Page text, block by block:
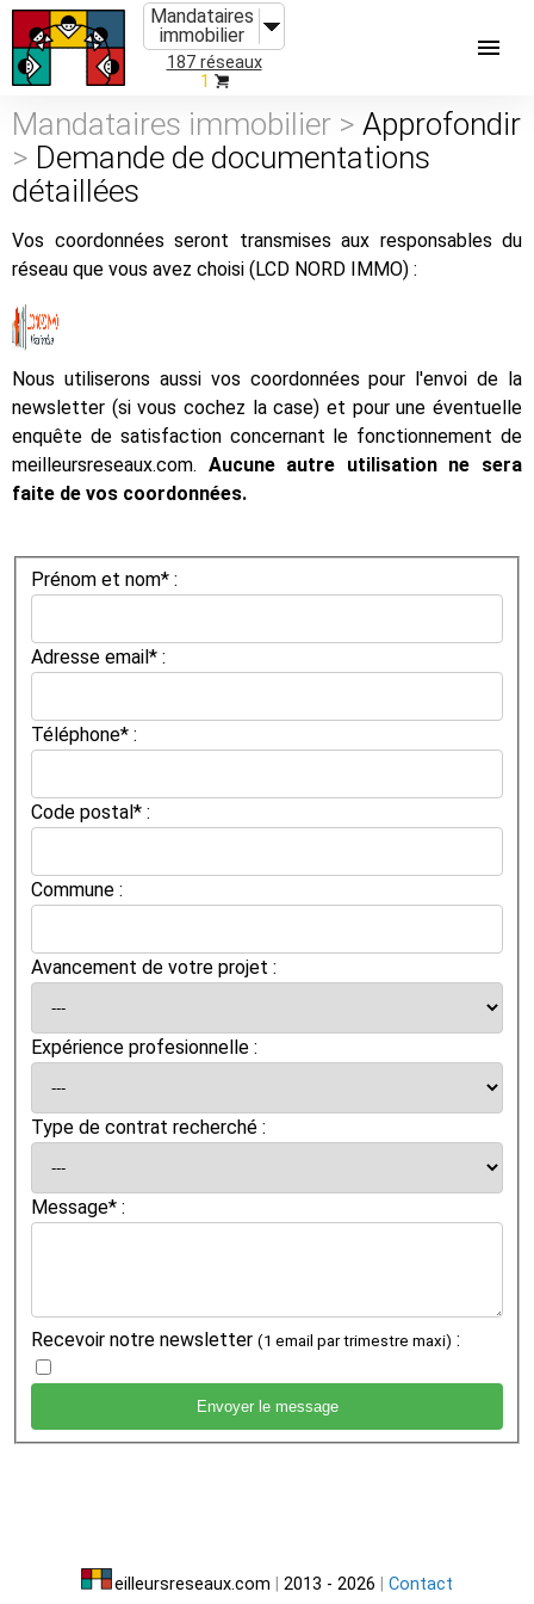
Mandataires
immobilier
187 réseaux
1
Mandataires immobilier > Approfondir
> Demande de documentations
détaillées
Vos coordonnées seront transmises aux responsables du
réseau que vous avez choisi (LCD NORD IMMO) :
Nous utiliserons aussi vos coordonnées pour l'envoi de la
newsletter (si vous cochez la case) et pour une éventuelle
enquête de satisfaction concernant le fonctionnement de
meilleursreseaux.com. Aucune autre utilisation ne sera
faite de vos coordonnées.
Prénom et nom* :
Adresse email* :
Téléphone* :
Code postal* :
Commune :
Avancement de votre projet :
Expérience profesionnelle :
Type de contrat recherché :
Message* :
Recevoir notre newsletter (1 email par trimestre maxi) :
eilleursreseaux.com 2013 - 2026 Contact